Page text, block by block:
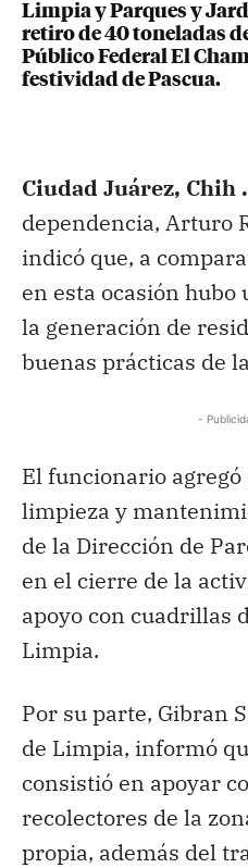
Limpia y Parques y
retiro de 40 toneladas
Público Federal El
festividad de Pascua.
Ciudad Juárez, Chih
dependencia, Arturo
indicó que, a
en esta ocasión
la generación de
buenas prácticas de
-
El funcionario
limpieza y
de la Dirección de
en el cierre de la
apoyo con cuadrillas
Limpia.
Por su parte, Gibran
de Limpia, informó
consistió en apoyar
recolectores de la
propia, además del